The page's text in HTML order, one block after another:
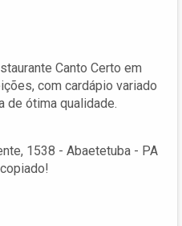
Canto Certo em
com cardápio variado
de ótima qualidade.
1538 - Abaetetuba - PA